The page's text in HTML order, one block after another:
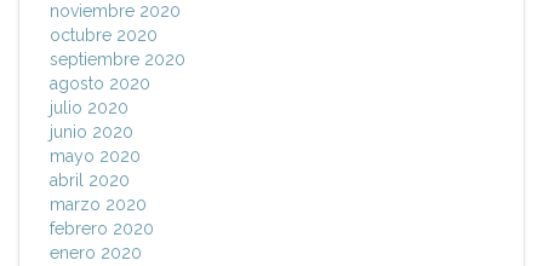
noviembre 2020
octubre 2020
septiembre 2020
agosto 2020
julio 2020
junio 2020
mayo 2020
abril 2020
marzo 2020
febrero 2020
enero 2020